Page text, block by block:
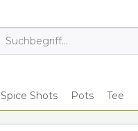
Spice Shots Pots Tee